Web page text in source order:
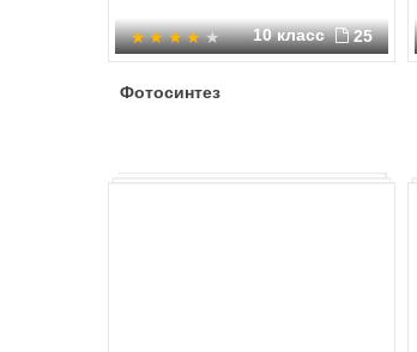
10 класс 25
Фотосинтез